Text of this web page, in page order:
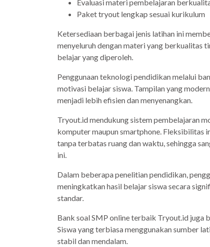
Evaluasi materi pembelajaran
Paket tryout lengkap sesuai kurikulum
Ketersediaan berbagai jenis latihan ini
menyeluruh dengan materi yang berkualitas
belajar yang diperoleh.
Penggunaan teknologi pendidikan melalui
motivasi belajar siswa. Tampilan yang
menjadi lebih efisien dan menyenangkan.
Tryout.id mendukung sistem pembelajaran
komputer maupun smartphone. Fleksibilitas
tanpa terbatas ruang dan waktu, sehingga
ini.
Dalam beberapa penelitian pendidikan,
meningkatkan hasil belajar siswa secara
standar.
Bank soal SMP online terbaik Tryout.id juga
Siswa yang terbiasa menggunakan sumber
stabil dan mendalam.